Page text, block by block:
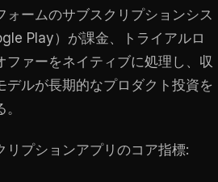
ォームのサブスクリプションシス
Play）が課金、トライアルロ
ファーをネイティブに処理し、収
デルが長期的なプロダクト投資を
リプションアプリのコア指標: